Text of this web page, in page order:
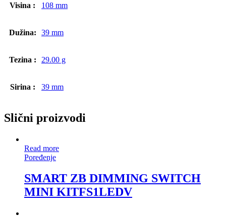
Visina : 108 mm
Dužina: 39 mm
Tezina : 29.00 g
Sirina : 39 mm
Slični proizvodi
Read more
Poređenje
SMART ZB DIMMING SWITCH
MINI KITFS1LEDV